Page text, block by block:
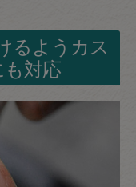
るようカス
対応